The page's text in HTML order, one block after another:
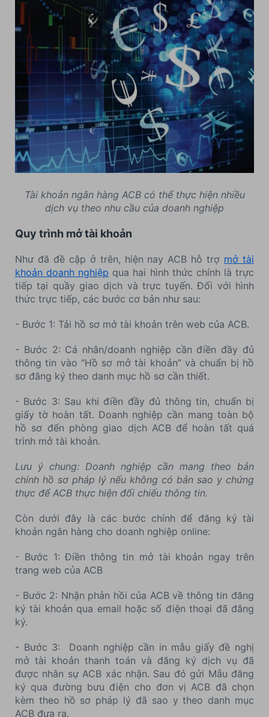
Tài khoản ngân hàng ACB có thể thực hiện nhiều
dịch vụ theo nhu cầu của doanh nghiệp
Quy trình mở tài khoản
Như đã đề cập ở trên, hiện nay ACB hỗ trợ mở tài
khoản doanh nghiệp qua hai hình thức chính là trực
tiếp tại quầy giao dịch và trực tuyến. Đối với hình
thức trực tiếp, các bước cơ bản như sau:
- Bước 1: Tải hồ sơ mở tài khoản trên web của ACB.
- Bước 2: Cá nhân/doanh nghiệp cần điền đầy đủ
thông tin vào “Hồ sơ mở tài khoản” và chuẩn bị hồ
sơ đăng ký theo danh mục hồ sơ cần thiết.
- Bước 3: Sau khi điền đầy đủ thông tin, chuẩn bị
giấy tờ hoàn tất. Doanh nghiệp cần mang toàn bộ
hồ sơ đến phòng giao dịch ACB để hoàn tất quá
trình mở tài khoản.
Lưu ý chung: Doanh nghiệp cần mang theo bản
chính hồ sơ pháp lý nếu không có bản sao y chứng
thực để ACB thực hiện đối chiếu thông tin.
Còn dưới đây là các bước chính để đăng ký tài
khoản ngân hàng cho doanh nghiệp online:
- Bước 1: Điền thông tin mở tài khoản ngay trên
trang web của ACB
- Bước 2: Nhận phản hồi của ACB về thông tin đăng
ký tài khoản qua email hoặc số điện thoại đã đăng
ký.
- Bước 3: Doanh nghiệp cần in mẫu giấy đề nghị
mở tài khoản thanh toán và đăng ký dịch vụ đã
được nhân sự ACB xác nhận. Sau đó gửi Mẫu đăng
ký qua đường bưu điện cho đơn vị ACB đã chọn
kèm theo hồ sơ pháp lý đã sao y theo danh mục
ACB đưa ra.